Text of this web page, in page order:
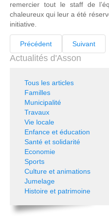
remercier tout le staff de
chaleureux qui leur a été
initiative.
Précédent Suivant
Actualités d'Asson
Tous les articles
Familles
Municipalité
Travaux
Vie locale
Enfance et éducation
Santé et solidarité
Economie
Sports
Culture et animations
Jumelage
Histoire et patrimoine